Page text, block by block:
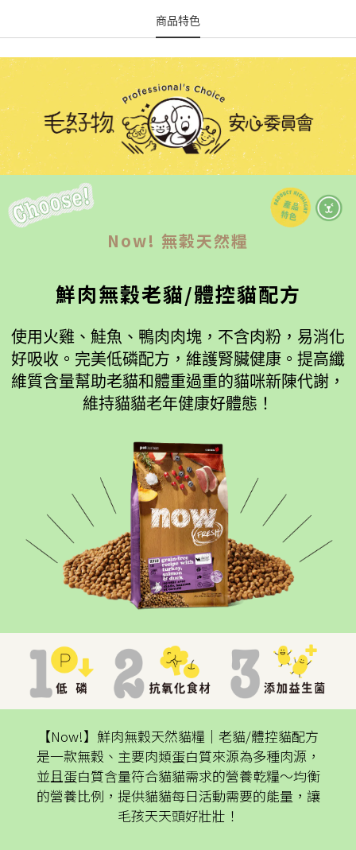
商品特色
Now! 無穀天然糧
鮮肉無穀老貓/體控貓配方
使用火雞、鮭魚、鴨肉肉塊，不含肉粉，易消化
好吸收。完美低磷配方，維護腎臟健康。提高纖
維質含量幫助老貓和體重過重的貓咪新陳代謝，
維持貓貓老年健康好體態！
【Now!】鮮肉無穀天然貓糧│老貓/體控貓配方
是一款無穀、主要肉類蛋白質來源為多種肉源，
並且蛋白質含量符合貓貓需求的營養乾糧～均衡
的營養比例，提供貓貓每日活動需要的能量，讓
毛孩天天頭好壯壯！